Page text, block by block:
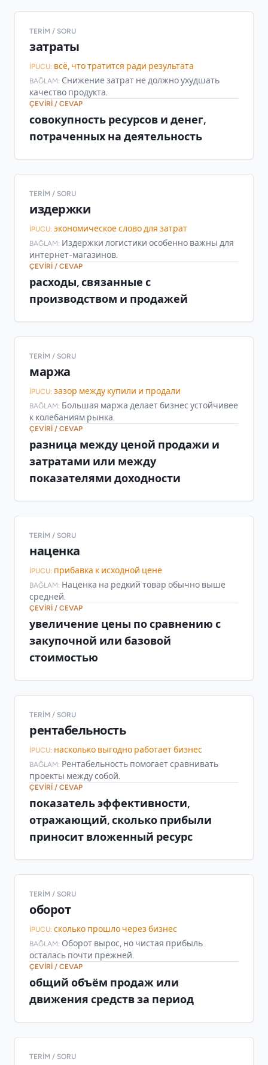
TERIM / SORU
затраты
İPUCU: всё, что тратится ради результата
BAĞLAM: Снижение затрат не должно ухудшать
качество продукта.
ÇEVIRI / CEVAP
совокупность ресурсов и денег,
потраченных на деятельность
TERIM / SORU
издержки
İPUCU: экономическое слово для затрат
BAĞLAM: Издержки логистики особенно важны для
интернет-магазинов.
ÇEVIRI / CEVAP
расходы, связанные с
производством и продажей
TERIM / SORU
маржа
İPUCU: зазор между купили и продали
BAĞLAM: Большая маржа делает бизнес устойчивее
к колебаниям рынка.
ÇEVIRI / CEVAP
разница между ценой продажи и
затратами или между
показателями доходности
TERIM / SORU
наценка
İPUCU: прибавка к исходной цене
BAĞLAM: Наценка на редкий товар обычно выше
средней.
ÇEVIRI / CEVAP
увеличение цены по сравнению с
закупочной или базовой
стоимостью
TERIM / SORU
рентабельность
İPUCU: насколько выгодно работает бизнес
BAĞLAM: Рентабельность помогает сравнивать
проекты между собой.
ÇEVIRI / CEVAP
показатель эффективности,
отражающий, сколько прибыли
приносит вложенный ресурс
TERIM / SORU
оборот
İPUCU: сколько прошло через бизнес
BAĞLAM: Оборот вырос, но чистая прибыль
осталась почти прежней.
ÇEVIRI / CEVAP
общий объём продаж или
движения средств за период
TERIM / SORU